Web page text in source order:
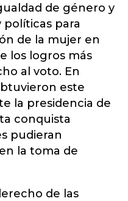
de género y
políticas para
de la mujer en
los logros más
al voto. En
este
la presidencia de
conquista
pudieran
la toma de
de las